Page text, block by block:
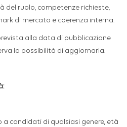
del ruolo, competenze richieste,
di mercato e coerenza interna.
alla data di pubblicazione
la possibilità di aggiornarla.
a candidati di qualsiasi genere, età